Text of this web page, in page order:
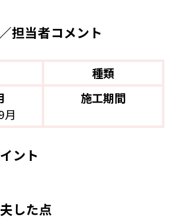
担当者コメント
種類
月
施工期間
ント
した点